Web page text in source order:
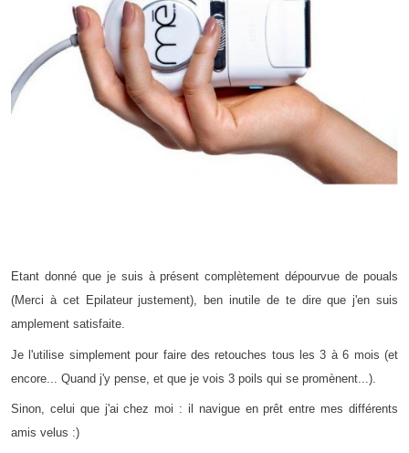
Etant donné que je suis à présent complètement dépourvue de pouals
(Merci à cet Epilateur justement), ben inutile de te dire que j'en suis
amplement satisfaite.
Je l'utilise simplement pour faire des retouches tous les 3 à 6 mois (et
encore... Quand j'y pense, et que je vois 3 poils qui se promènent...).
Sinon, celui que j'ai chez moi : il navigue en prêt entre mes différents
amis velus :)